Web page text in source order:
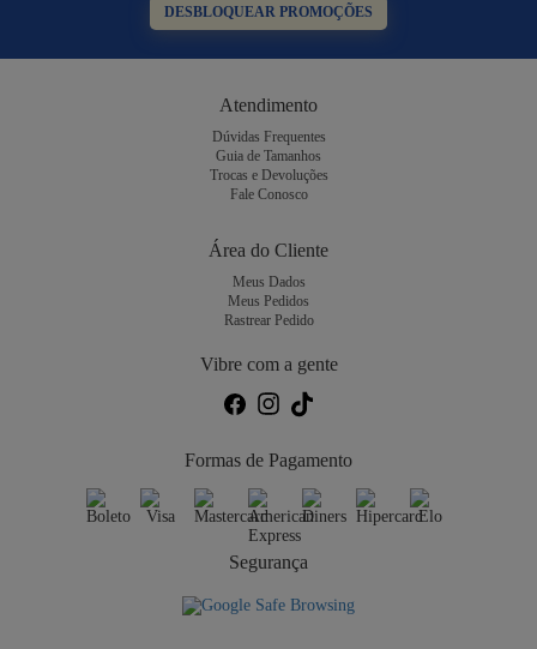
DESBLOQUEAR PROMOÇÕES
Atendimento
Dúvidas Frequentes
Guia de Tamanhos
Trocas e Devoluções
Fale Conosco
Área do Cliente
Meus Dados
Meus Pedidos
Rastrear Pedido
Vibre com a gente
Formas de Pagamento
Segurança